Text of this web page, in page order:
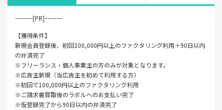
ｰｰｰｰｰｰ[PR]ｰｰｰｰｰｰ
【獲得条件】
新規会員登録後、初回100,000円以上のファクタリング利用＋90日以内
の弁済完了
※フリーランス・個人事業主の方のみが対象となります。
※広告主新規（当広告主を初めて利用する方）
※初回で100,000円以上のファクタリング利用
※ご請求書買取後のラボルへのお支払い完了
※仮登録完了から90日以内の弁済完了